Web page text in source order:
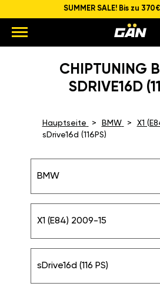
SUMMER SALE! Bis zu
CHIPTUNING
SDRIVE16D
Hauptseite BMW
X1
sDrive16d (116PS)
BMW
X1 (E84) 2009-15
sDrive16d (116 PS)